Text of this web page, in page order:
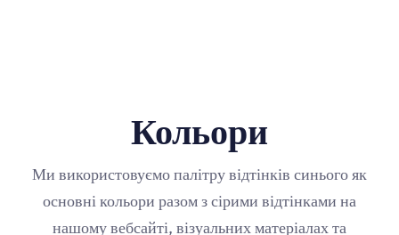
Кольори
Ми використовуємо палітру відтінків синього як
основні кольори разом з сірими відтінками на
нашому вебсайті, візуальних матеріалах та